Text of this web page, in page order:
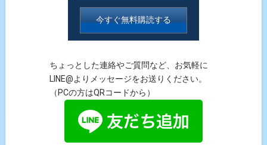
ちょっとした連絡やご質問など、お気軽に
LINE@よりメッセージをお送りください。
（PCの方はQRコードから）